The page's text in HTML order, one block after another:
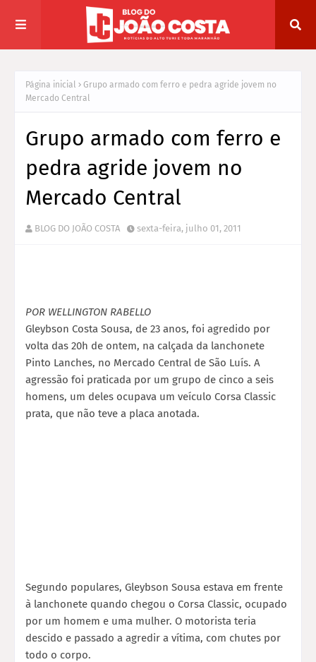
Página inicial
Grupo armado com ferro e pedra agride jovem no
Mercado Central
Grupo armado com ferro e
pedra agride jovem no
Mercado Central
BLOG DO JOÃO COSTA sexta-feira, julho 01, 2011
POR WELLINGTON RABELLO
Gleybson Costa Sousa, de 23 anos, foi agredido por
volta das 20h de ontem, na calçada da lanchonete
Pinto Lanches, no Mercado Central de São Luís. A
agressão foi praticada por um grupo de cinco a seis
homens, um deles ocupava um veículo Corsa Classic
prata, que não teve a placa anotada.
Segundo populares, Gleybson Sousa estava em frente
à lanchonete quando chegou o Corsa Classic, ocupado
por um homem e uma mulher. O motorista teria
descido e passado a agredir a vítima, com chutes por
todo o corpo.